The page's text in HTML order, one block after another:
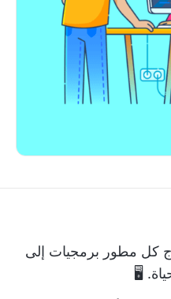
كل مطور برمجيات إلى
🖥️